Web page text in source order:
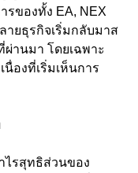
รของทั้ง EA, NEX
ยธุรกิจเริ่มกลับมาส
านมา โดยเฉพาะ
นื่องที่เริ่มเห็นการ
ไรสุทธิส่วนของ